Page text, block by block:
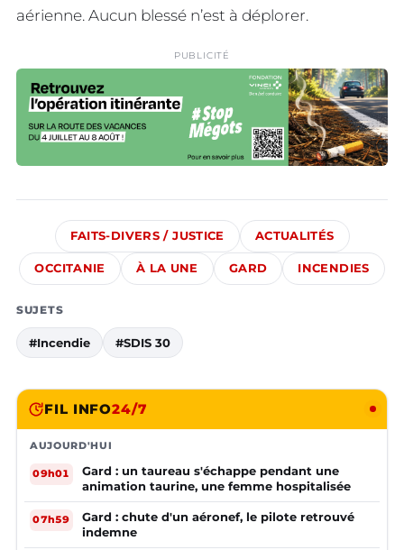
aérienne. Aucun blessé n’est à déplorer.
PUBLICITÉ
FAITS-DIVERS / JUSTICE ACTUALITÉS
OCCITANIE À LA UNE GARD INCENDIES
SUJETS
#Incendie #SDIS 30
FIL INFO24/7
AUJOURD'HUI
09h01
Gard : un taureau s'échappe pendant une
animation taurine, une femme hospitalisée
07h59
Gard : chute d'un aéronef, le pilote retrouvé
indemne